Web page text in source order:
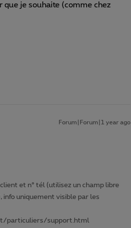
que je souhaite (comme chez
Forum|Forum|1 year ago
et n° tél (utilisez un champ libre
uniquement visible par les
particuliers/support.html